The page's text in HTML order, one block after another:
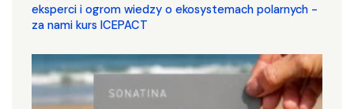
eksperci i ogrom wiedzy o ekosystemach polarnych -
za nami kurs ICEPACT